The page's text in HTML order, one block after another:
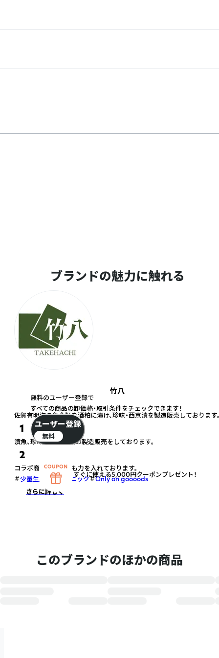
ブランドの魅力に触れる
竹八
佐賀有明海の魚介類を酒粕に漬け、珍味・西京漬を製造販売しております
1
漬魚、珍味、粕漬、粉末の製造販売をしております。
2
コラボ商品、OEMにも力を入れております。
少量生産
オーガニック
Only on goooods
さらに詳しく
このブランドのほかの商品
無料のユーザー登録で
すべての商品の卸価格・取引条件をチェックできます！
ユーザー登録
無料
すぐに使える5,000円クーポンプレゼント！